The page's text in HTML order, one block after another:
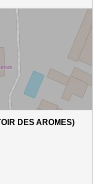
DES AROMES)